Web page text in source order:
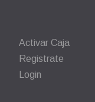
Activar Caja
Registrate
Login